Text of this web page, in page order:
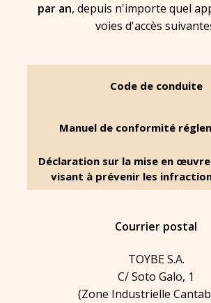
par an, depuis n'importe quel
voies d'accès
Code de conduite
Manuel de conformité
Déclaration sur la mise en
visant à prévenir les
Courrier postal
TOYBE S.A.
C/ Soto Galo, 1
(Zone Industrielle